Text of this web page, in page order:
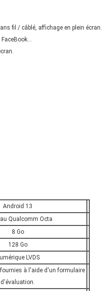
fil / câblé, affichage en plein écran.
Android 13
Qualcomm Octa
8 Go
128 Go
LVDS
à l'aide d'un formulaire
d'évaluation.